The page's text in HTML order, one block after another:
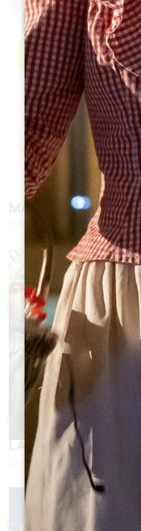
MARCHÉ DES
11 Août 2026 - De 18:00 à
LA BATAILLE DE
13 Août 2026 - A partir de